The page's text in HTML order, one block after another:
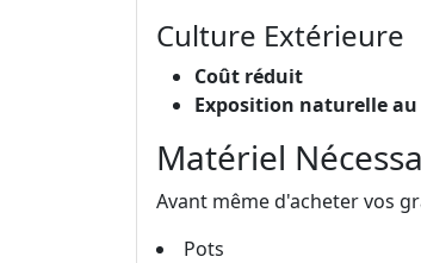
Culture Extérieure
Coût réduit
Exposition naturelle au
Matériel
Avant même d'acheter vos
Pots